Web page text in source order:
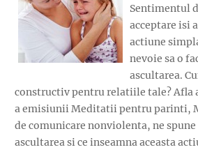
Sentimentul
acceptare isi
actiune
nevoie sa o
ascultarea.
constructiv pentru relatiile tale? Afla
a emisiunii Meditatii pentru parinti,
de comunicare nonviolenta, ne spune
ascultarea si ce inseamna aceasta